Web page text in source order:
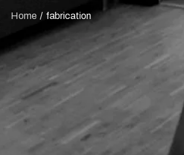
Home fabrication